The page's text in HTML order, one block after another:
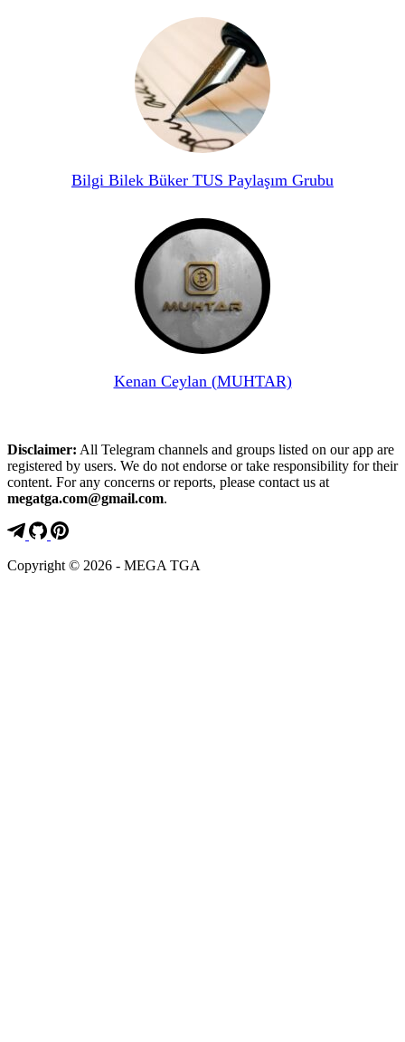
Bilgi Bilek Büker TUS Paylaşım Grubu
Kenan Ceylan (MUHTAR)
Disclaimer: All Telegram channels and groups listed on our app are
registered by users. We do not endorse or take responsibility for their
content. For any concerns or reports, please contact us at
megatga.com@gmail.com.
Copyright © 2026 - MEGA TGA